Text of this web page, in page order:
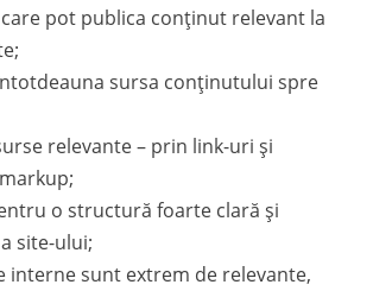
pot publica conținut relevant la
sursa conținutului spre
relevante – prin link-uri și
o structură foarte clară și
site-ului;
interne sunt extrem de relevante,